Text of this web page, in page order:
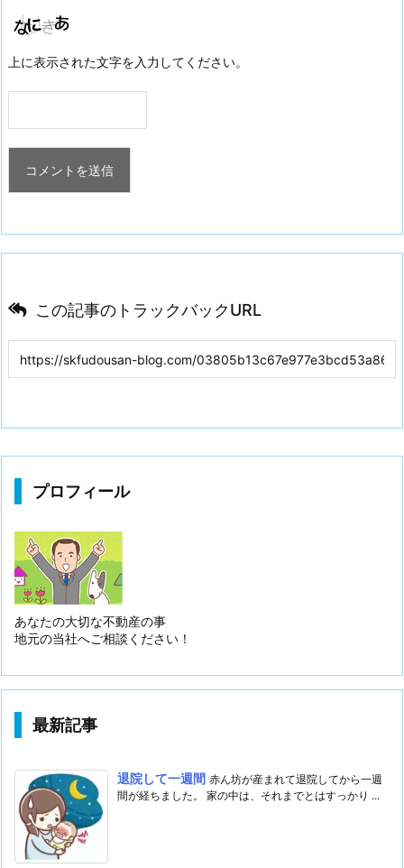
上に表示された文字を入力してください。
この記事のトラックバックURL
プロフィール
あなたの大切な不動産の事
地元の当社へご相談ください！
最新記事
退院して一週間 赤ん坊が産まれて退院してから一週
間が経ちました。 家の中は、それまでとはすっかり ...